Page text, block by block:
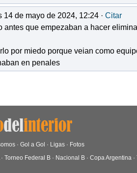
14 de mayo de 2024, 12:24 · Citar
antes que empezaban a hacer
por miedo porque veian como
en penales
· Gol a Gol · Ligas · Fotos
· Torneo Federal B · Nacional B · Copa Argentina ·